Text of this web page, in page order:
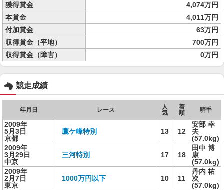
獲得賞金
4,074万円
本賞金
4,011万円
付加賞金
63万円
収得賞金（平地）
700万円
収得賞金（障害）
0万円
競走成績
年月日 レース
人
気
着
順
騎手
2009年
5月3日
京都
鷹ケ峰特別 13 12
安部 幸
夫
(57.0kg)
2009年
3月29日
中京
三河特別 17 18
田中 博
康
(57.0kg)
2009年
2月7日
東京
1000万円以下 10 11
丹内 祐
次
(57.0kg)